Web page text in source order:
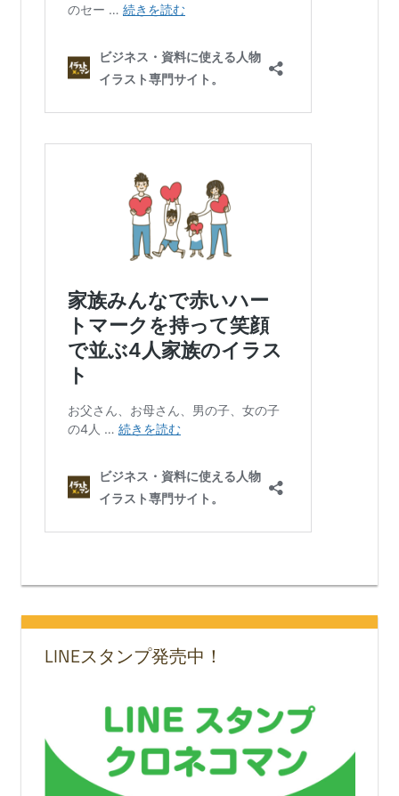
LINEスタンプ発売中！